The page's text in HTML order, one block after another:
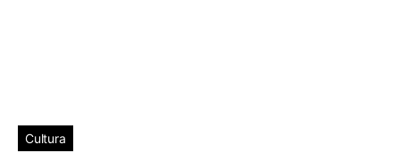
Cultura